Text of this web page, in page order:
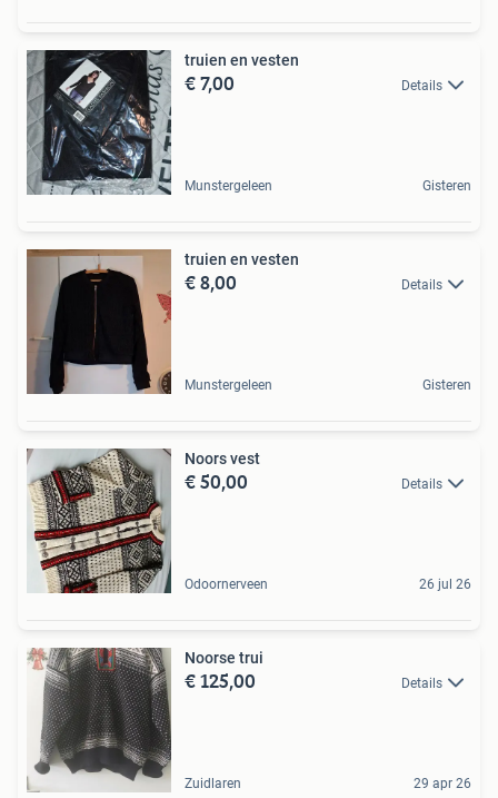
truien en vesten
€ 7,00 Details
Munstergeleen Gisteren
truien en vesten
€ 8,00 Details
Munstergeleen Gisteren
Noors vest
€ 50,00 Details
Odoornerveen 26 jul 26
Noorse trui
€ 125,00 Details
Zuidlaren 29 apr 26